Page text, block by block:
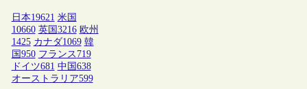
日本19621 米国
10660 英国 3216 欧州
1425 カナダ1069 韓
国 950 フランス 719
ドイツ681 中国 638
オーストラリア599